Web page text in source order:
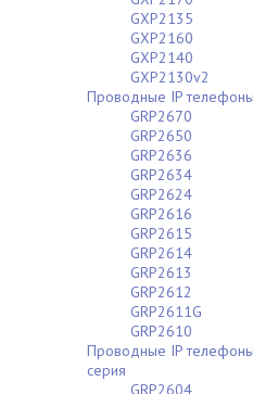
GXP2135
GXP2160
GXP2140
GXP2130v2
Проводные IP телефоны
GRP2670
GRP2650
GRP2636
GRP2634
GRP2624
GRP2616
GRP2615
GRP2614
GRP2613
GRP2612
GRP2611G
GRP2610
Проводные IP
серия
GRP2604